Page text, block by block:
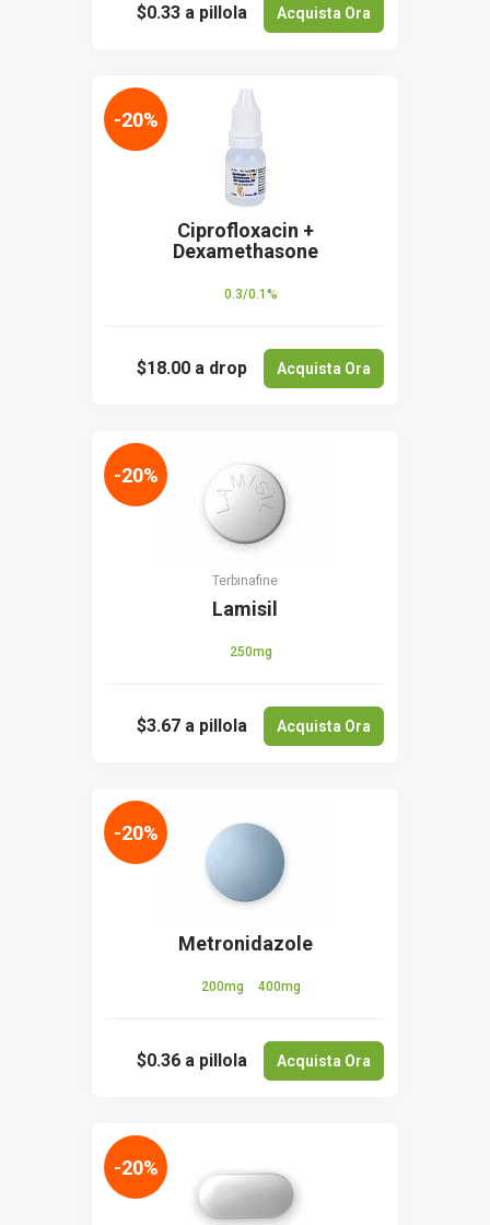
$0.33 a pillola Acquista Ora
Ciprofloxacin +
Dexamethasone
0.3/0.1%
$18.00 a drop Acquista Ora
-20%
Terbinafine
Lamisil
250mg
$3.67 a pillola Acquista Ora
-20%
Metronidazole
200mg 400mg
$0.36 a pillola Acquista Ora
-20%
-20%